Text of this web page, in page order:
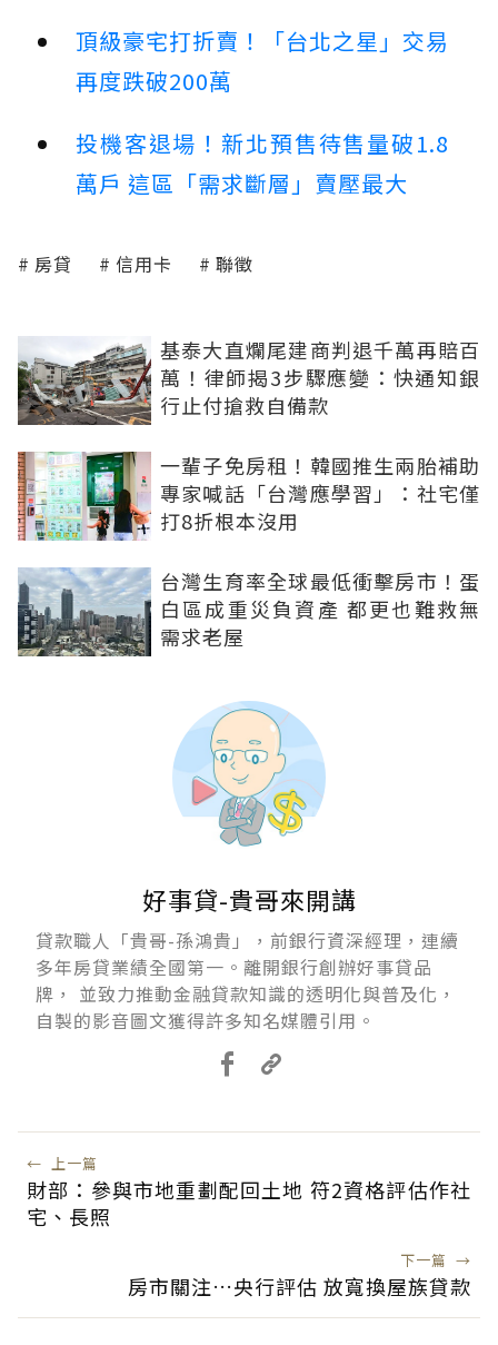
頂級豪宅打折賣！「台北之星」交易
再度跌破200萬
投機客退場！新北預售待售量破1.8
萬戶 這區「需求斷層」賣壓最大
房貸 信用卡 聯徵
基泰大直爛尾建商判退千萬再賠百
萬！律師揭3步驟應變：快通知銀
行止付搶救自備款
一輩子免房租！韓國推生兩胎補助
專家喊話「台灣應學習」：社宅僅
打8折根本沒用
台灣生育率全球最低衝擊房市！蛋
白區成重災負資產 都更也難救無
需求老屋
好事貸-貴哥來開講
貸款職人「貴哥-孫鴻貴」，前銀行資深經理，連續
多年房貸業績全國第一。離開銀行創辦好事貸品
牌， 並致力推動金融貸款知識的透明化與普及化，
自製的影音圖文獲得許多知名媒體引用。
← 上一篇
財部：參與市地重劃配回土地 符2資格評估作社
宅、長照
下一篇 →
房市關注…央行評估 放寬換屋族貸款